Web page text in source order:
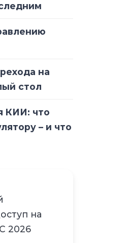
на
стол
КИИ: что
– и что
на
2026